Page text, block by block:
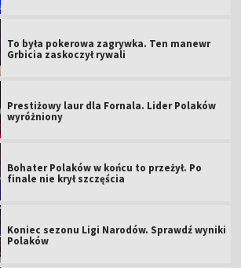
To była pokerowa zagrywka. Ten manewr
Grbicia zaskoczył rywali
Prestiżowy laur dla Fornala. Lider Polaków
wyróżniony
Bohater Polaków w końcu to przeżył. Po
finale nie krył szczęścia
Koniec sezonu Ligi Narodów. Sprawdź wyniki
Polaków